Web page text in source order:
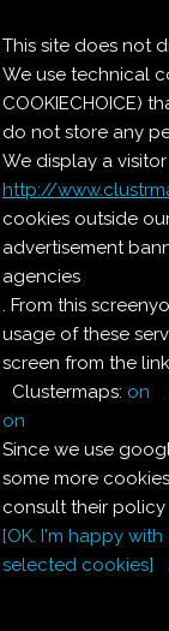
This site does not
We use technical
COOKIECHOICE)
do not store any
We display a
http://
cookies outside
advertisement
agencies
. From this
usage of these
screen from the
Clustermaps: on
on
Since we use
some more
consult their policy
[OK. I'm happy
selected cookies]
Le
Il
Le
UOVO
Ingredienti:
Mezzo
150 g
500 g